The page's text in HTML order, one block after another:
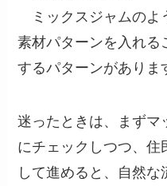
ミックスジャムのよ
素材パターンを入れる
するパターンがありま
迷ったときは、まずマ
にチェックしつつ、
して進めると、自然な